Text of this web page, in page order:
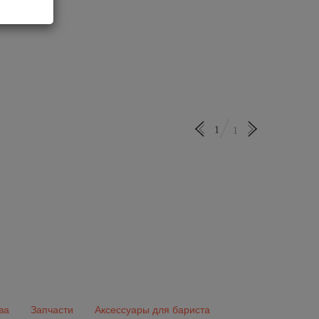
1 1
Запчасти Аксессуары для бариста